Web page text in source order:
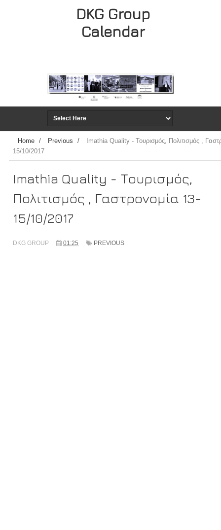
DKG Group
Calendar
Home / Previous /
Imathia Quality - Τουρισμός, Πολιτισμός ,
15/10/2017
Imathia Quality - Τουρισμός,
Πολιτισμός , Γαστρονομία 13-
15/10/2017
DKG GROUP 01:25 PREVIOUS